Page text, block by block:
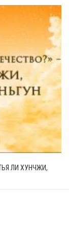
ЛИ ХУНЧЖИ,